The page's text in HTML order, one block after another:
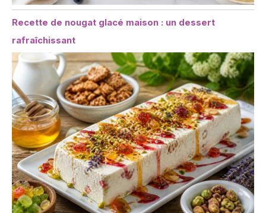
Recette de nougat glacé maison : un dessert
rafraîchissant